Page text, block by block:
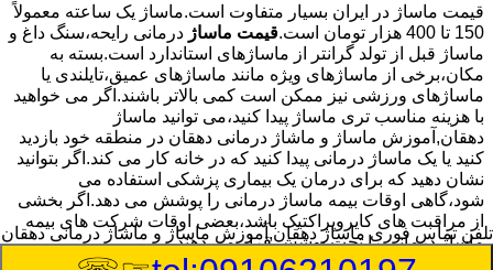
قیمت ماساژ در ایران بسیار متفاوت است.ماساژ یک ساعته معمولاً
150 تا 400 هزار تومان است.
قیمت ماساژ درمانی رایحه،سنگ داغ و
ماساژ قبل از تولد گرانتر از ماساژهای استاندارد است.بسته به
مکان،برخی از ماساژهای ویژه مانند ماساژهای عمیق،تایلندی یا
ماساژهای ورزشی نیز ممکن است کمی بالاتر باشند.اگر می خواهید
با هزینه مناسب تری ماساژ پیدا کنید،می توانید ماساژ
دهقان,آموزش ماساژ و ماشاژ درمانی دهقان در منطقه خود بازدید
کنید یا یک ماساژ درمانی پیدا کنید که در خانه کار می کند.اگر بتوانید
نشان دهید که برای درمان یک بیماری پزشکی استفاده می
شود،گاهی اوقات بیمه ماساژ درمانی را پوشش می دهد.اگر بخشی
از مراقبت های کایروپراکتیک باشد،بعضی اوقات شرکت های بیمه
ماساژ درمانی را تحت پوشش قرار می دهند.
تلفن تماس فوریماساژ دهقان,آموزش ماساژ و ماشاژ درمانی دهقان